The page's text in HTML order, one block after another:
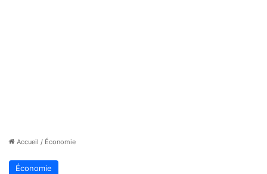
Accueil / Économie
Économie